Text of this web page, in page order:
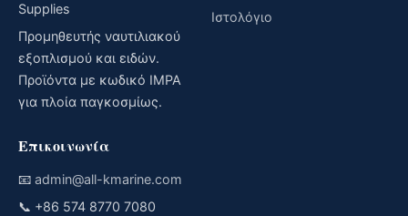
Supplies
Προμηθευτής ναυτιλιακού
εξοπλισμού και ειδών.
Προϊόντα με κωδικό IMPA
για πλοία παγκοσμίως.
Ιστολόγιο
Επικοινωνία
📧 admin@all-kmarine.com
📞 +86 574 8770 7080